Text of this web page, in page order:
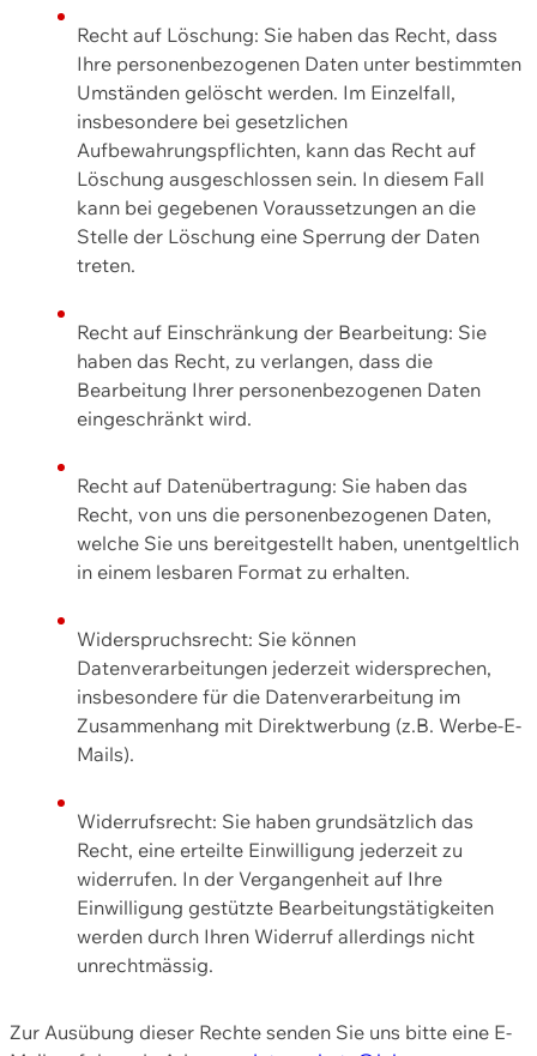
Recht auf Löschung: Sie haben das Recht, dass
Ihre personenbezogenen Daten unter bestimmten
Umständen gelöscht werden. Im Einzelfall,
insbesondere bei gesetzlichen
Aufbewahrungspflichten, kann das Recht auf
Löschung ausgeschlossen sein. In diesem Fall
kann bei gegebenen Voraussetzungen an die
Stelle der Löschung eine Sperrung der Daten
treten.
Recht auf Einschränkung der Bearbeitung: Sie
haben das Recht, zu verlangen, dass die
Bearbeitung Ihrer personenbezogenen Daten
eingeschränkt wird.
Recht auf Datenübertragung: Sie haben das
Recht, von uns die personenbezogenen Daten,
welche Sie uns bereitgestellt haben, unentgeltlich
in einem lesbaren Format zu erhalten.
Widerspruchsrecht: Sie können
Datenverarbeitungen jederzeit widersprechen,
insbesondere für die Datenverarbeitung im
Zusammenhang mit Direktwerbung (z.B. Werbe-E-
Mails).
Widerrufsrecht: Sie haben grundsätzlich das
Recht, eine erteilte Einwilligung jederzeit zu
widerrufen. In der Vergangenheit auf Ihre
Einwilligung gestützte Bearbeitungstätigkeiten
werden durch Ihren Widerruf allerdings nicht
unrechtmässig.
Zur Ausübung dieser Rechte senden Sie uns bitte eine E-